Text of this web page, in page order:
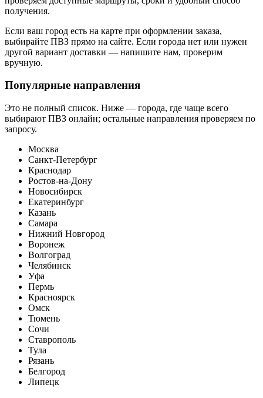
получения.
Если ваш город есть на карте при оформлении заказа,
выбирайте ПВЗ прямо на сайте. Если города нет или нужен
другой вариант доставки — напишите нам, проверим
вручную.
Популярные направления
Это не полный список. Ниже — города, где чаще всего
выбирают ПВЗ онлайн; остальные направления проверяем по
запросу.
Москва
Санкт-Петербург
Краснодар
Ростов-на-Дону
Новосибирск
Екатеринбург
Казань
Самара
Нижний Новгород
Воронеж
Волгоград
Челябинск
Уфа
Пермь
Красноярск
Омск
Тюмень
Сочи
Ставрополь
Тула
Рязань
Белгород
Липецк